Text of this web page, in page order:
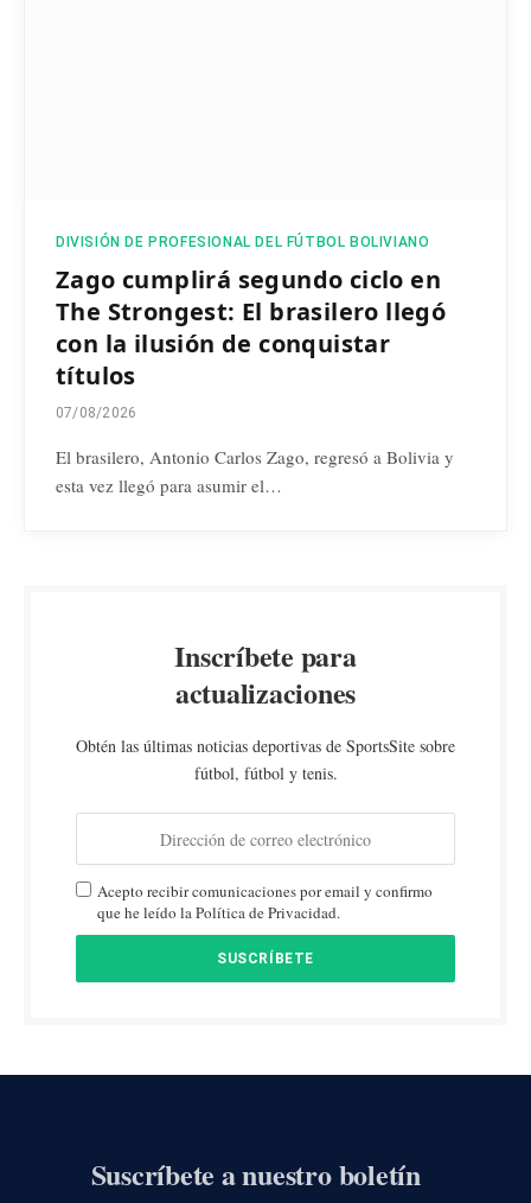
DIVISIÓN DE PROFESIONAL DEL FÚTBOL BOLIVIANO
Zago cumplirá segundo ciclo en
The Strongest: El brasilero llegó
con la ilusión de conquistar
títulos
07/08/2026
El brasilero, Antonio Carlos Zago, regresó a Bolivia y
esta vez llegó para asumir el…
Inscríbete para
actualizaciones
Obtén las últimas noticias deportivas de SportsSite sobre
fútbol, fútbol y tenis.
Acepto recibir comunicaciones por email y confirmo
que he leído la Política de Privacidad.
Suscríbete a nuestro boletín